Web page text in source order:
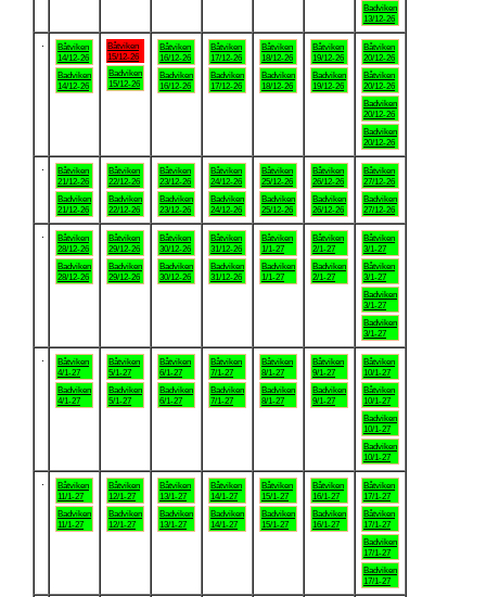
Badviken
13/12-26
Båtviken
14/12-26
Badviken
14/12-26
Båtviken
15/12-26
Badviken
15/12-26
Båtviken
16/12-26
Badviken
16/12-26
Båtviken
17/12-26
Badviken
17/12-26
Båtviken
18/12-26
Badviken
18/12-26
Båtviken
19/12-26
Badviken
19/12-26
Båtviken
20/12-26
Båtviken
20/12-26
Badviken
20/12-26
Badviken
20/12-26
Båtviken
21/12-26
Badviken
21/12-26
Båtviken
22/12-26
Badviken
22/12-26
Båtviken
23/12-26
Badviken
23/12-26
Båtviken
24/12-26
Badviken
24/12-26
Båtviken
25/12-26
Badviken
25/12-26
Båtviken
26/12-26
Badviken
26/12-26
Båtviken
27/12-26
Badviken
27/12-26
Båtviken
28/12-26
Badviken
28/12-26
Båtviken
29/12-26
Badviken
29/12-26
Båtviken
30/12-26
Badviken
30/12-26
Båtviken
31/12-26
Badviken
31/12-26
Båtviken
1/1-27
Badviken
1/1-27
Båtviken
2/1-27
Badviken
2/1-27
Båtviken
3/1-27
Båtviken
3/1-27
Badviken
3/1-27
Badviken
3/1-27
Båtviken
4/1-27
Badviken
4/1-27
Båtviken
5/1-27
Badviken
5/1-27
Båtviken
6/1-27
Badviken
6/1-27
Båtviken
7/1-27
Badviken
7/1-27
Båtviken
8/1-27
Badviken
8/1-27
Båtviken
9/1-27
Badviken
9/1-27
Båtviken
10/1-27
Båtviken
10/1-27
Badviken
10/1-27
Badviken
10/1-27
Båtviken
11/1-27
Badviken
11/1-27
Båtviken
12/1-27
Badviken
12/1-27
Båtviken
13/1-27
Badviken
13/1-27
Båtviken
14/1-27
Badviken
14/1-27
Båtviken
15/1-27
Badviken
15/1-27
Båtviken
16/1-27
Badviken
16/1-27
Båtviken
17/1-27
Båtviken
17/1-27
Badviken
17/1-27
Badviken
17/1-27